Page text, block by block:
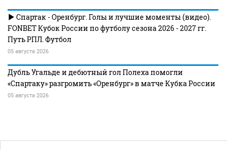
Спартак - Оренбург. Голы и лучшие моменты (видео).
FONBET Кубок России по футболу сезона 2026 - 2027 гг.
Путь РПЛ. Футбол
05 августа 2026
Дубль Угальде и дебютный гол Полеха помогли
«Спартаку» разгромить «Оренбург» в матче Кубка России
05 августа 2026